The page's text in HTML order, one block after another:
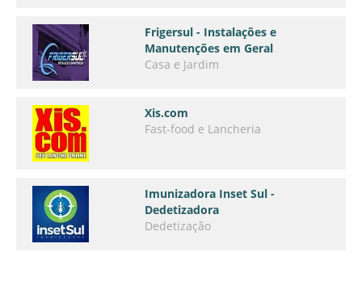
Frigersul - Instalações e
Manutenções em Geral
Casa e Jardim
Xis.com
Fast-food e Lancheria
Imunizadora Inset Sul -
Dedetizadora
Dedetização